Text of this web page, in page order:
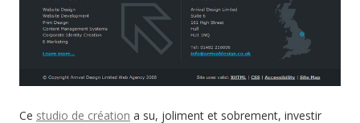
Ce studio de création a su, joliment et sobrement, investir